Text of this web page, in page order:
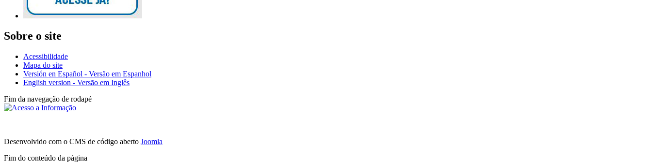
Sobre o site
Acessibilidade
Mapa do site
Versión en Español - Versão em Espanhol
English version - Versão em Inglês
Fim da navegação de rodapé
Desenvolvido com o CMS de código aberto Joomla
Fim do conteúdo da página